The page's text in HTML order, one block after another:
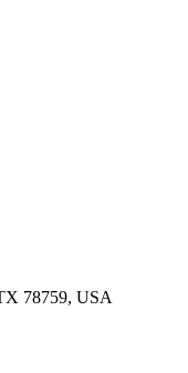
78759, USA